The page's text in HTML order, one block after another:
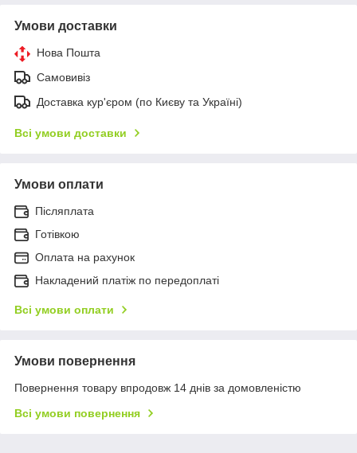
Умови доставки
Нова Пошта
Самовивіз
Доставка кур'єром (по Києву та Україні)
Всі умови доставки
Умови оплати
Післяплата
Готівкою
Оплата на рахунок
Накладений платіж по передоплаті
Всі умови оплати
Умови повернення
Повернення товару впродовж 14 днів за домовленістю
Всі умови повернення